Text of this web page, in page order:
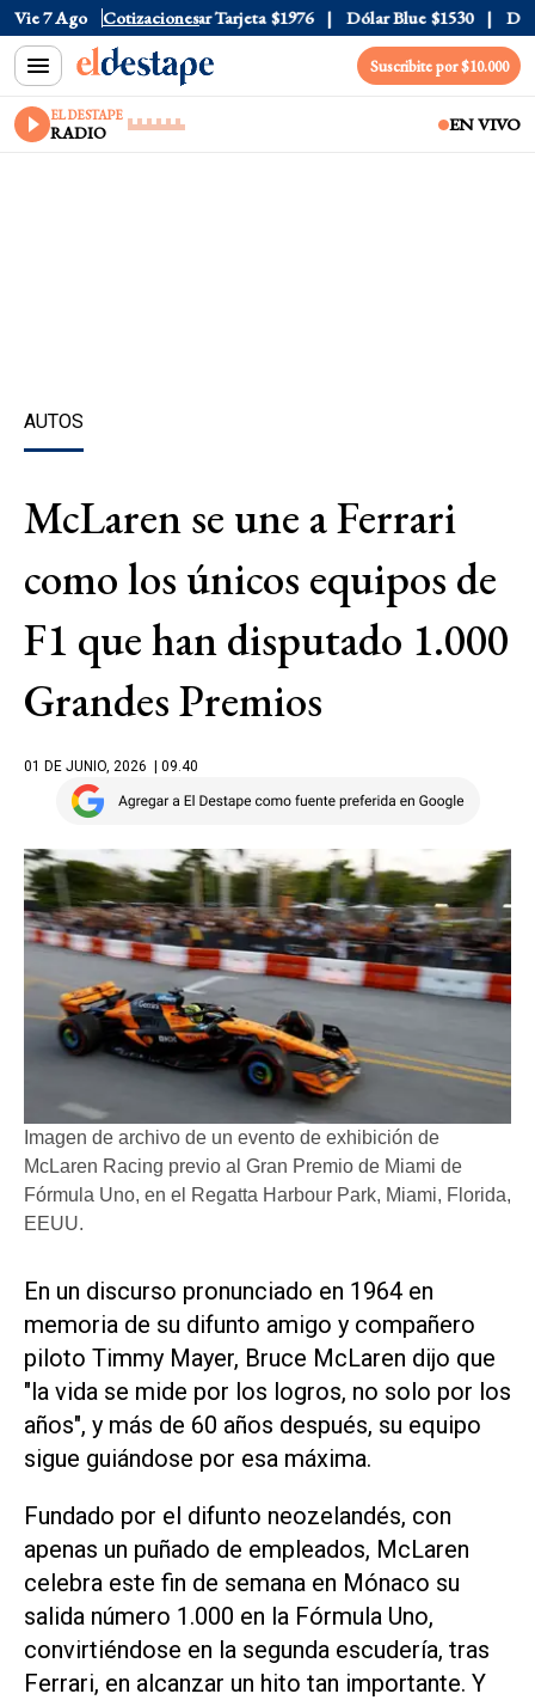
Vie 7 Ago Cotizaciones
Oficial $1520 Dólar Tarjeta $1976 Dólar Blue $1530 Dólar
Suscribite por $10.000
EL DESTAPE
RADIO EN VIVO
AUTOS
McLaren se une a Ferrari
como los únicos equipos de
F1 que han disputado 1.000
Grandes Premios
01 DE JUNIO, 2026 | 09.40
Imagen de archivo de un evento de exhibición de
McLaren Racing previo al Gran Premio de Miami de
Fórmula Uno, en el Regatta Harbour Park, Miami, Florida,
EEUU.
En un ​discurso pronunciado en 1964 en
memoria de su difunto amigo y compañero
piloto Timmy Mayer, Bruce McLaren dijo que
"la vida se mide por los logros, no solo por los
años", y más de ‌60 años después, su equipo
sigue guiándose por ‌esa máxima.
Fundado por el difunto neozelandés, con
apenas un puñado de empleados, McLaren
celebra este fin de semana en Mónaco su
salida número 1.000 en la Fórmula Uno,
convirtiéndose en la segunda escudería, tras
Ferrari, en alcanzar un hito tan importante. Y